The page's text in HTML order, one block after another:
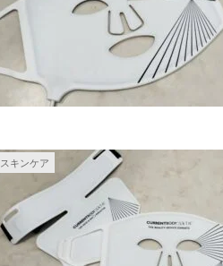
スキンケア